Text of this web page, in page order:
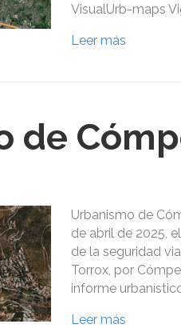
VisualUrb-maps
Leer más
de
Urbanismo de
de abril de 2025,
de la seguridad
Torrox, por
informe
Leer más